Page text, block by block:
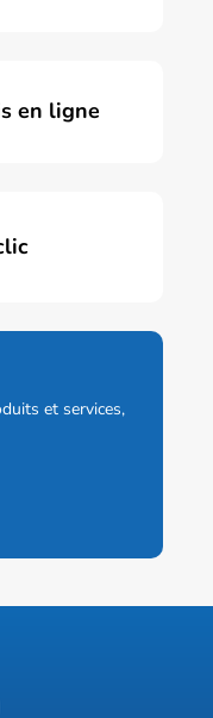
en ligne
et services,